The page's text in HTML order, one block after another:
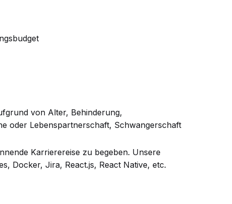
von Alter, Behinderung,
oder Lebenspartnerschaft, Schwangerschaft
Karrierereise zu begeben. Unsere
Docker, Jira, React.js, React Native, etc.